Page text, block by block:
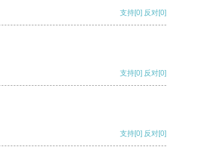
支持[0] 反对[0]
支持[0] 反对[0]
支持[0] 反对[0]